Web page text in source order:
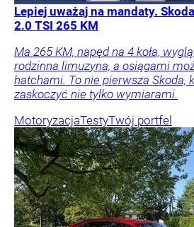
Lepiej uważaj na mandaty.
2.0 TSI 265 KM
Ma 265 KM, napęd na 4 koła,
rodzinna limuzyna, a osiągami
hatchami. To nie pierwsza Skoda,
zaskoczyć nie tylko wymiarami.
MotoryzacjaTestyTwój portfel